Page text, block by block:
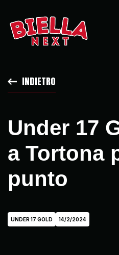
INDIETRO
Under 17
a Tortona
punto
UNDER 17 GOLD 14/2/2024